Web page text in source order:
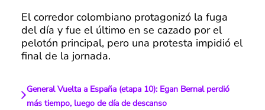
El corredor colombiano protagonizó la fuga
del día y fue el último en se cazado por el
pelotón principal, pero una protesta impidió el
final de la jornada.
General Vuelta a España (etapa 10): Egan Bernal perdió
más tiempo, luego de día de descanso